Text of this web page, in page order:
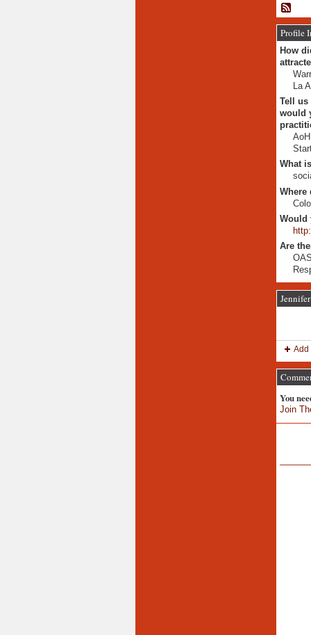
Profile
How
La
Tell us
would
What
Where
Would
Are
Add
You
Join